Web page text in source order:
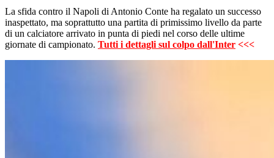
La sfida contro il Napoli di Antonio Conte ha regalato un successo
inaspettato, ma soprattutto una partita di primissimo livello da parte
di un calciatore arrivato in punta di piedi nel corso delle ultime
giornate di campionato. Tutti i dettagli sul colpo dall'Inter <<<